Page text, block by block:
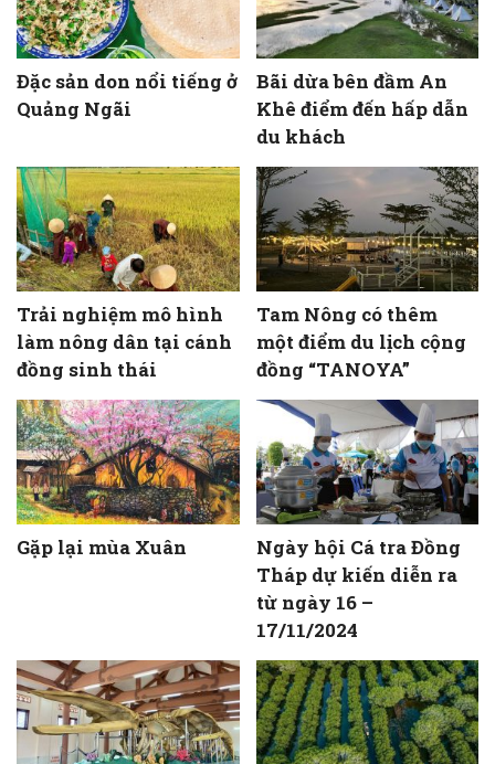
Đặc sản don nổi tiếng ở
Quảng Ngãi
Bãi dừa bên đầm An
Khê điểm đến hấp dẫn
du khách
Trải nghiệm mô hình
làm nông dân tại cánh
đồng sinh thái
Tam Nông có thêm
một điểm du lịch cộng
đồng “TANOYA”
Gặp lại mùa Xuân
Ngày hội Cá tra Đồng
Tháp dự kiến diễn ra
từ ngày 16 –
17/11/2024